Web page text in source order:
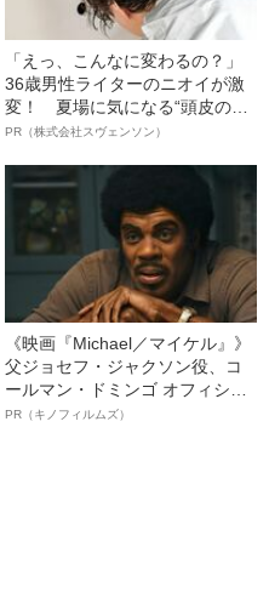
「えっ、こんなに変わるの？」
36歳男性ライターのニオイが激
変！ 夏場に気になる“頭皮のニ
オイ”や“ベタつき”を解消す
ト”が生み出した徹底ケアとは
PR（株式会社スヴェンソン）
《映画『Michael／マイケル』》
父ジョセフ・ジャクソン役、コ
ールマン・ドミンゴ オフィシャ
ルインタビュー“観客を魅了した
PR（キノフィルムズ）